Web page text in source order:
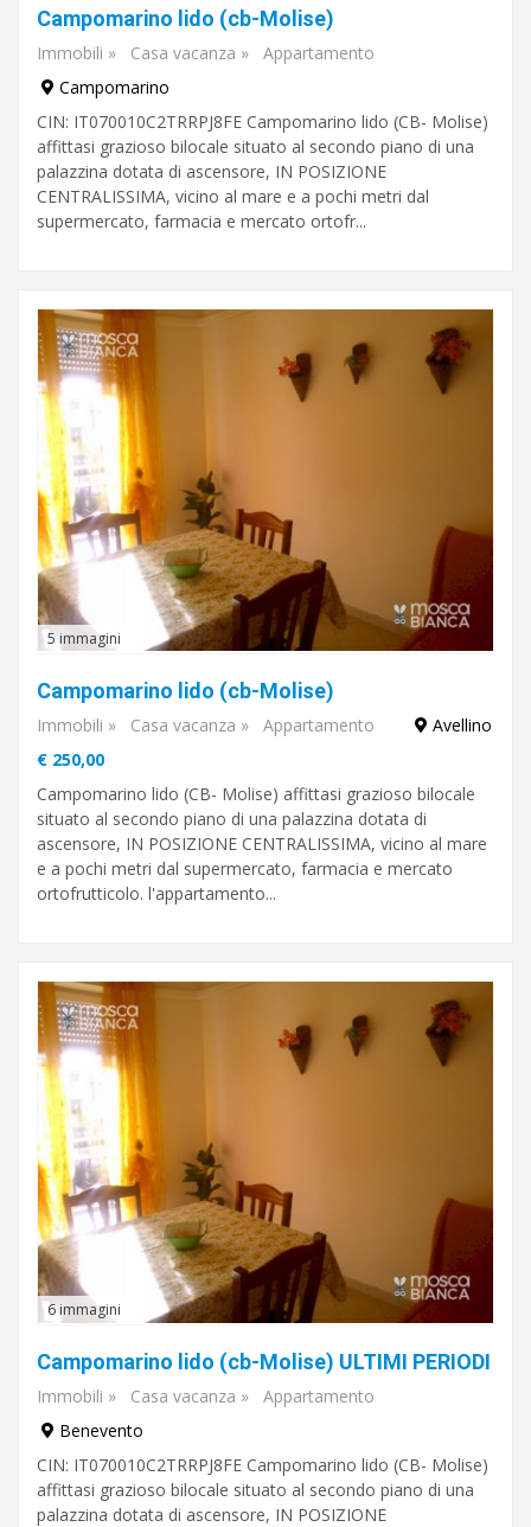
Campomarino lido (cb-Molise)
Immobili » Casa vacanza »
Appartamento
Campomarino
CIN: IT070010C2TRRPJ8FE Campomarino lido (CB- Molise)
affittasi grazioso bilocale situato al secondo piano di una
palazzina dotata di ascensore, IN POSIZIONE
CENTRALISSIMA, vicino al mare e a pochi metri dal
supermercato, farmacia e mercato ortofr...
5 immagini
Campomarino lido (cb-Molise)
Immobili » Casa vacanza » Appartamento
Avellino
€ 250,00
Campomarino lido (CB- Molise) affittasi grazioso bilocale
situato al secondo piano di una palazzina dotata di
ascensore, IN POSIZIONE CENTRALISSIMA, vicino al mare
e a pochi metri dal supermercato, farmacia e mercato
ortofrutticolo. l'appartamento...
6 immagini
Campomarino lido (cb-Molise) ULTIMI PERIODI
Immobili » Casa vacanza »
Appartamento
Benevento
CIN: IT070010C2TRRPJ8FE Campomarino lido (CB- Molise)
affittasi grazioso bilocale situato al secondo piano di una
palazzina dotata di ascensore, IN POSIZIONE